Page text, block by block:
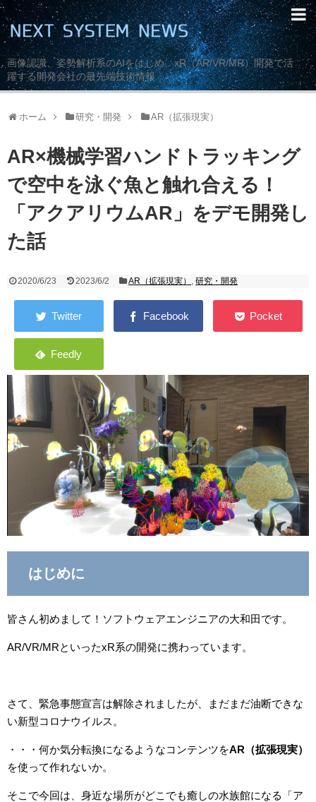
画像認識、姿勢解析系のAIをはじめ、xR（AR/VR/MR）開発で活
躍する開発会社の最先端技術情報
ホーム 研究・開発 AR（拡張現実）
AR×機械学習ハンドトラッキング
で空中を泳ぐ魚と触れ合える！
「アクアリウムAR」をデモ開発し
た話
2020/6/23 2023/6/2 AR（拡張現実） ,研究・開発
はじめに
皆さん初めまして！ソフトウェアエンジニアの大和田です。
AR/VR/MRといったxR系の開発に携わっています。
さて、緊急事態宣言は解除されましたが、まだまだ油断できな
い新型コロナウイルス。
・・・何か気分転換になるようなコンテンツをAR（拡張現実）
を使って作れないか。
そこで今回は、身近な場所がどこでも癒しの水族館になる「ア